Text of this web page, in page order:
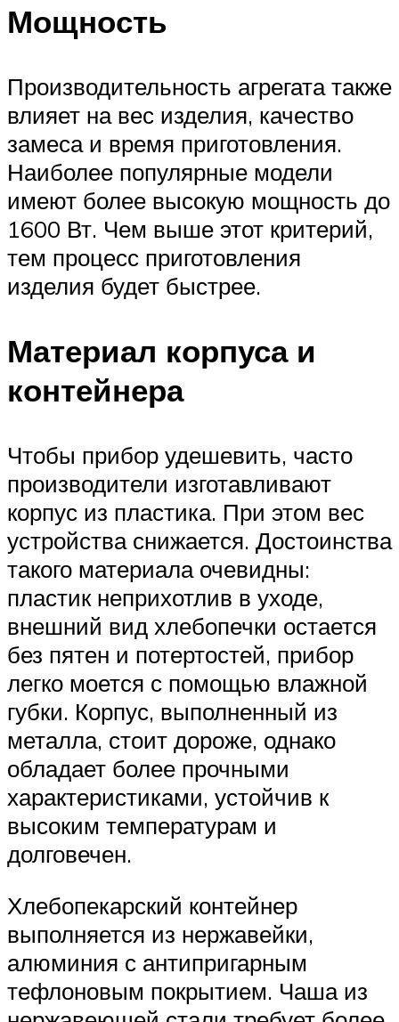
Мощность
Производительность агрегата также
влияет на вес изделия, качество
замеса и время приготовления.
Наиболее популярные модели
имеют более высокую мощность до
1600 Вт. Чем выше этот критерий,
тем процесс приготовления
изделия будет быстрее.
Материал корпуса и
контейнера
Чтобы прибор удешевить, часто
производители изготавливают
корпус из пластика. При этом вес
устройства снижается. Достоинства
такого материала очевидны:
пластик неприхотлив в уходе,
внешний вид хлебопечки остается
без пятен и потертостей, прибор
легко моется с помощью влажной
губки. Корпус, выполненный из
металла, стоит дороже, однако
обладает более прочными
характеристиками, устойчив к
высоким температурам и
долговечен.
Хлебопекарский контейнер
выполняется из нержавейки,
алюминия с антипригарным
тефлоновым покрытием. Чаша из